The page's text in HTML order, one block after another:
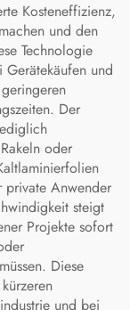
Kosteneffizienz,
und den
Technologie
Gerätekäufen und
Der
oder
private Anwender
steigt
Projekte sofort
Diese
und bei